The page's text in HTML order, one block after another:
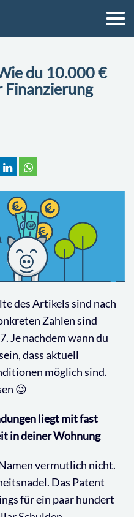
du 10.000 €
Finanzierung
des Artikels sind nach
Zahlen sind
Je nachdem wann du
dass aktuell
möglich sind.
😉
liegt mit fast
in deiner Wohnung
vermutlich nicht.
Das Patent
für ein paar hundert